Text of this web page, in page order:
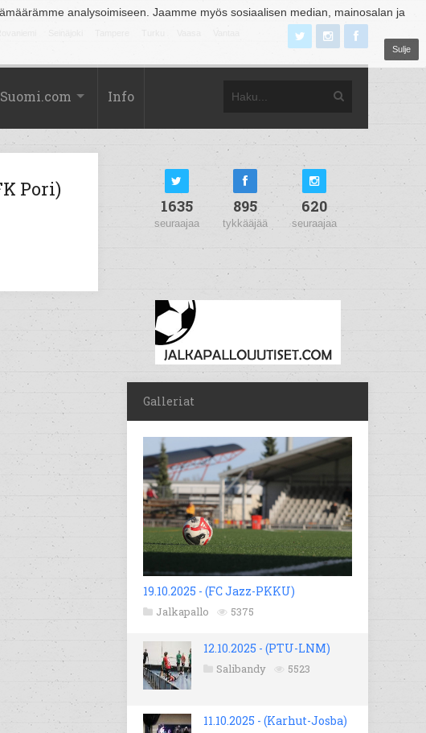
analysoimiseen. Jaamme myös sosiaalisen median, mainosalan ja
Sulje
Info
Pori)
1635
seuraajaa
895
tykkääjää
620
seuraajaa
Galleriat
19.10.2025 - (FC Jazz-PKKU)
Jalkapallo 5375
12.10.2025 - (PTU-LNM)
Salibandy 5523
11.10.2025 - (Karhut-Josba)